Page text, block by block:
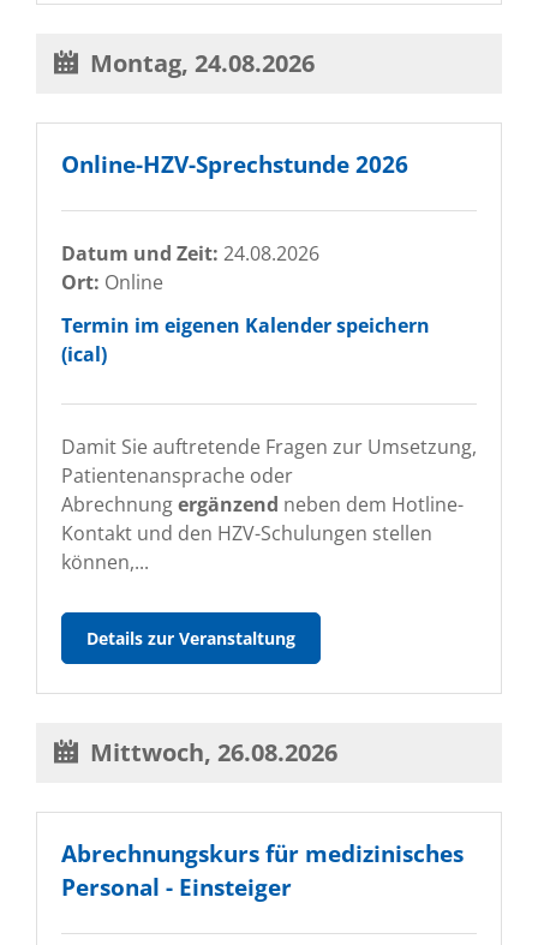
Montag, 24.08.2026
Online-HZV-Sprechstunde 2026
Datum und Zeit: 24.08.2026
Ort: Online
Termin im eigenen Kalender speichern
(ical)
Damit Sie auftretende Fragen zur Umsetzung,
Patientenansprache oder
Abrechnungergänzend neben dem Hotline-
Kontakt und den HZV-Schulungen stellen
können,...
Details zur VeranstaltungOnline-
HZV-
Mittwoch, 26.08.2026
Abrechnungskurs für medizinisches
Personal - Einsteiger